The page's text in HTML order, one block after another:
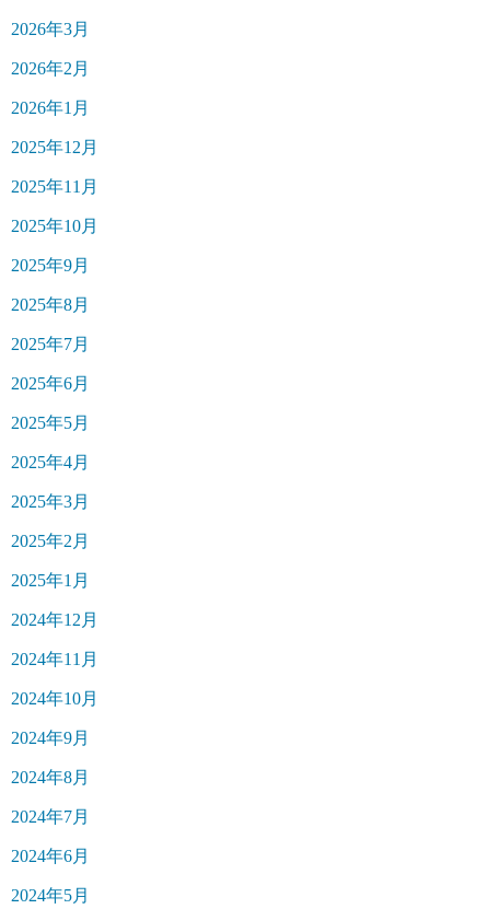
2026年3月
2026年2月
2026年1月
2025年12月
2025年11月
2025年10月
2025年9月
2025年8月
2025年7月
2025年6月
2025年5月
2025年4月
2025年3月
2025年2月
2025年1月
2024年12月
2024年11月
2024年10月
2024年9月
2024年8月
2024年7月
2024年6月
2024年5月